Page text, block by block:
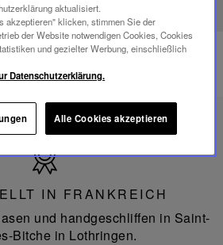
in
Frankreich
IN FRANKREICH
und handgeschliffen in Saint-
Bitche in Lothringen.
aktualisiert.
akzeptieren" klicken, stimmen Sie der
der Website notwendigen Cookies, Cookies
und gezielter Werbung, einschließlich
Datenschutzerklärung.
Alle Cookies akzeptieren